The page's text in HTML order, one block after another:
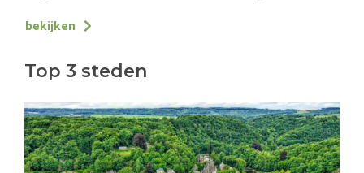
bekijken
Top 3 steden